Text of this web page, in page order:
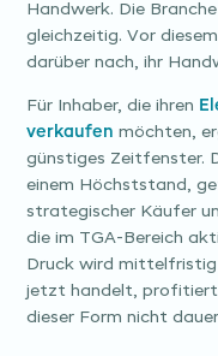
Handwerk. Die
gleichzeitig. Vor
darüber nach, ihr
Für Inhaber, die ihren
verkaufen möchten,
günstiges Zeitfenster.
einem Höchststand,
strategischer Käufer
die im TGA-Bereich
Druck wird mittelfristig
jetzt handelt, profitiert
dieser Form nicht